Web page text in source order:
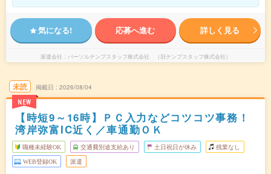
気になる! 応募へ進む 詳しく見る
派遣会社 パーソルテンプスタッフ株式会社 （旧テンプスタッフ株式会社）
未読
NEW
掲載日 2026/08/04
【時短9～16時】ＰＣ入力などコツコツ事務！
湾岸弥富IC近く／車通勤ＯＫ
職種未経験OK 交通費別途支給あり 土日祝日が休み 残業なし
WEB登録OK 派遣